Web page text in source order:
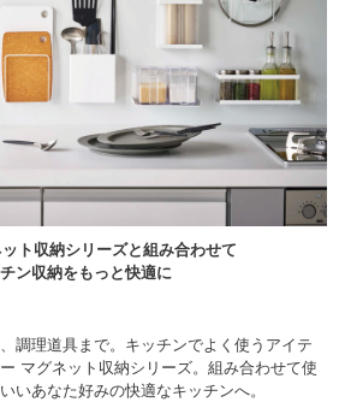
ト収納シリーズと組み合わせて
ン収納をもっと快適に
調理道具まで。キッチンでよく使うアイテ
マグネット収納シリーズ。組み合わせて使
いあなた好みの快適なキッチンへ。